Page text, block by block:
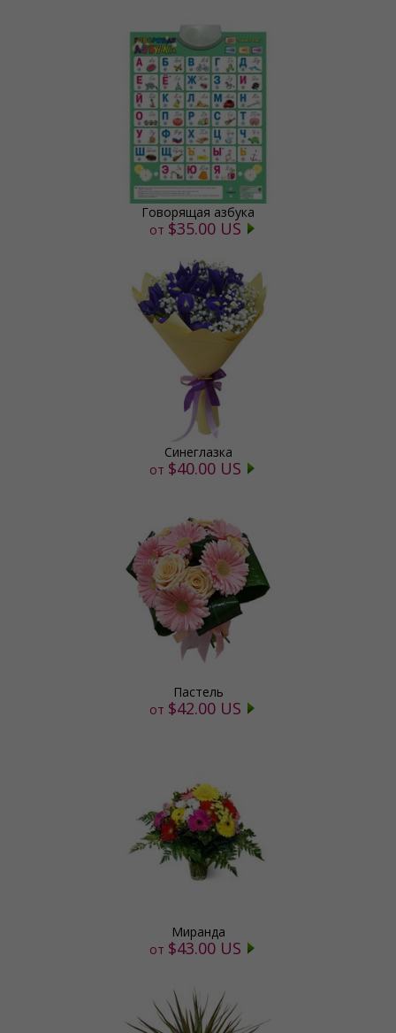
Говорящая азбука
от $35.00 US
Синеглазка
от $40.00 US
Пастель
от $42.00 US
Миранда
от $43.00 US